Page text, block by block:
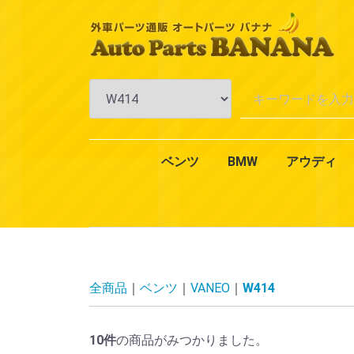
ベンツ
エン
エン
冷却
AC・
ミッ
アク
オイ
エク
イン
BMW アウディ
全商品 ベンツ VANEO W414
10件の商品がみつかりました。